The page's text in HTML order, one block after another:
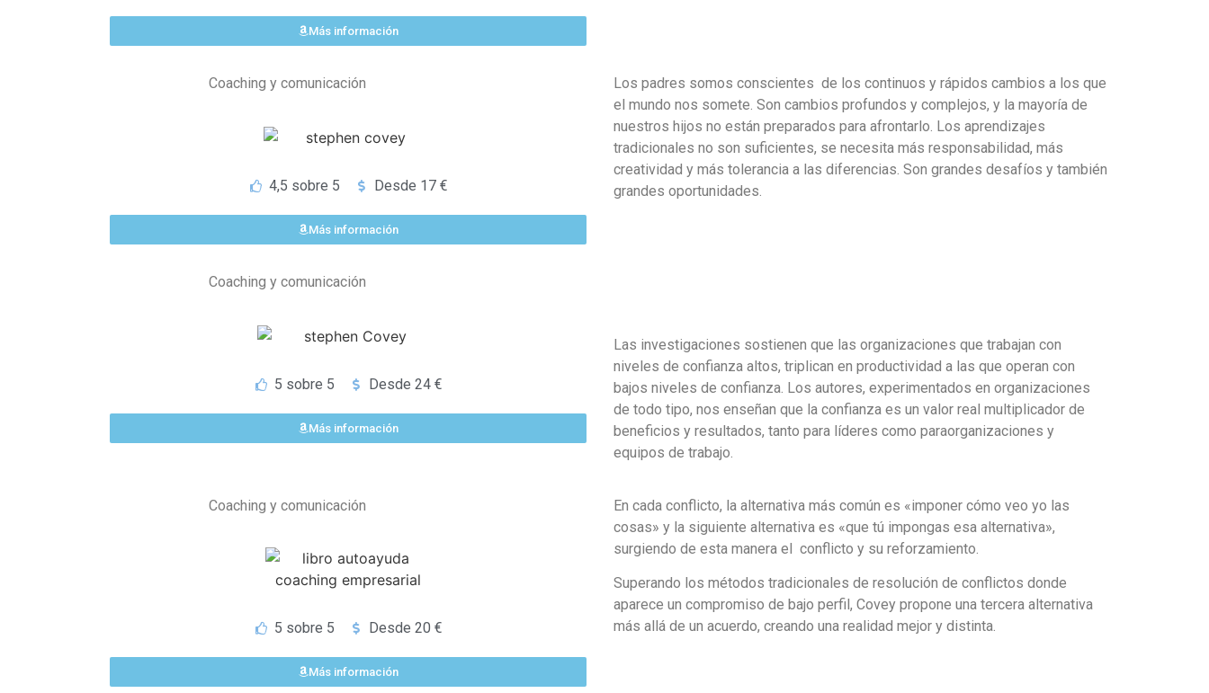
Más información
Coaching y comunicación
4,5 sobre 5 Desde 17 €
Más información
Los padres somos conscientes de los continuos y rápidos cambios a los que
el mundo nos somete. Son cambios profundos y complejos, y la mayoría de
nuestros hijos no están preparados para afrontarlo. Los aprendizajes
tradicionales no son suficientes, se necesita más responsabilidad, más
creatividad y más tolerancia a las diferencias. Son grandes desafíos y también
grandes oportunidades.
Coaching y comunicación
5 sobre 5 Desde 24 €
Más información
Las investigaciones sostienen que las organizaciones que trabajan con
niveles de confianza altos, triplican en productividad a las que operan con
bajos niveles de confianza. Los autores, experimentados en organizaciones
de todo tipo, nos enseñan que la confianza es un valor real multiplicador de
beneficios y resultados, tanto para líderes como paraorganizaciones y
equipos de trabajo.
Coaching y comunicación
5 sobre 5 Desde 20 €
Más información
En cada conflicto, la alternativa más común es «imponer cómo veo yo las
cosas» y la siguiente alternativa es «que tú impongas esa alternativa»,
surgiendo de esta manera el conflicto y su reforzamiento.
Superando los métodos tradicionales de resolución de conflictos donde
aparece un compromiso de bajo perfil, Covey propone una tercera alternativa
más allá de un acuerdo, creando una realidad mejor y distinta.